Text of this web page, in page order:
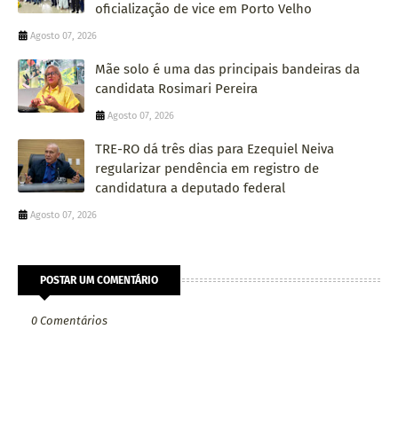
oficialização de vice em Porto Velho
Agosto 07, 2026
Mãe solo é uma das principais bandeiras da
candidata Rosimari Pereira
Agosto 07, 2026
TRE-RO dá três dias para Ezequiel Neiva
regularizar pendência em registro de
candidatura a deputado federal
Agosto 07, 2026
POSTAR UM COMENTÁRIO
0 Comentários